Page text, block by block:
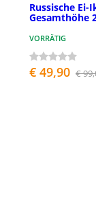
Russische
Gesamthöhe
VORRÄTIG
€ 49,90 €